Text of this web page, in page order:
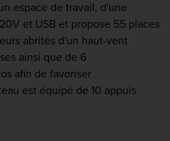
espace de travail, d'une
et USB et propose 55 places
abrités d'un haut-vent
ainsi que de 6
afin de favoriser
est équipé de 10 appuis